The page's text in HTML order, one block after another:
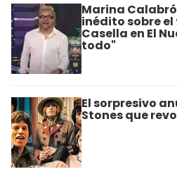
Marina
inédito sobre
Casella en El
todo"
El sorpresivo
Stones que